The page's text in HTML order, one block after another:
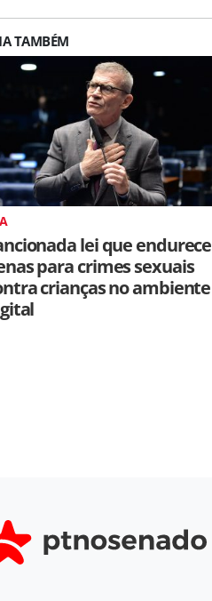
TAMBÉM
lei que endurece
para crimes sexuais
crianças no ambiente